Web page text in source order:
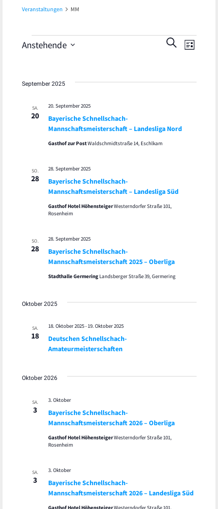
Veranstaltungen MM
Veranstaltungen
und
SUCHE
LISTE
Anstehende
September 2025
SA.
20
Bayerische Schnellschach-
Mannschaftsmeisterschaft – Landesliga Nord
20. September 2025
Gasthof zur PostWaldschmidtstraße 14, Eschlkam
SO.
28
Bayerische Schnellschach-
Mannschaftsmeisterschaft – Landesliga Süd
28. September 2025
Gasthof Hotel HöhensteigerWesterndorfer Straße 101,
Rosenheim
SO.
28
Bayerische Schnellschach-
Mannschaftsmeisterschaft 2025 – Oberliga
28. September 2025
Stadthalle Germering Landsberger Straße 39, Germering
Oktober 2025
SA.
18
Deutschen Schnellschach-
Amateurmeisterschaften
18. Oktober 2025- 19. Oktober 2025
Oktober 2026
SA.
3
Bayerische Schnellschach-
Mannschaftsmeisterschaft 2026 – Oberliga
3. Oktober
Gasthof Hotel HöhensteigerWesterndorfer Straße 101,
Rosenheim
SA.
3
Bayerische Schnellschach-
Mannschaftsmeisterschaft 2026 – Landesliga Süd
3. Oktober
Gasthof Hotel HöhensteigerWesterndorfer Straße 101,